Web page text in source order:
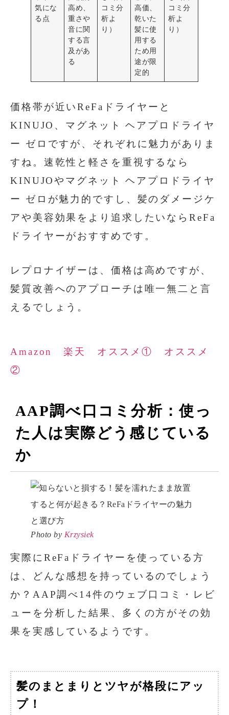
気にな
る点
高め、
重さや
音に関
する言
及があ
る
コミ分
析よ
り）
高価、
乾いた
髪に使
用する
ため用
途が限
定的
コミ分
析よ
り）
価格帯が近いReFaドライヤーと
KINUJO、マグネット ヘアプロドライヤ
ー ゼロですが、それぞれに魅力がありま
すね。速乾性と軽さを重視するなら
KINUJOやマグネット ヘアプロドライヤ
ー ゼロが魅力的ですし、髪のダメージケ
アや美容効果をより追求したいならReFa
ドライヤーがおすすめです。
レプロナイザーは、価格は高めですが、
髪質改善へのアプローチは唯一無二と言
えるでしょう。
Amazon 楽天 オススメ①
オススメ
②
AAP調べ口コミ分析：使っ
た人は実際どう感じている
か
Photo by Krzysiek
実際にReFaドライヤーを使っている方
は、どんな感想を持っているのでしょう
か？AAP調べ14件のウェブ口コミ・レビ
ューを分析した結果、多くの方がその効
果を実感しているようです。
髪のまとまりとツヤが格段にアッ
プ！